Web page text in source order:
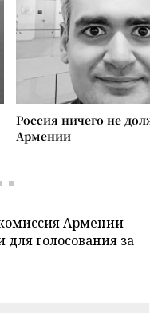
Россия ничего не
Армении
Армении
для голосования за